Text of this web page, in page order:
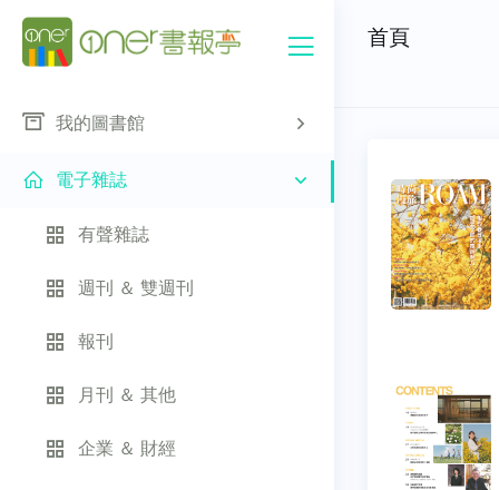
我的圖書館
電子雜誌
有聲雜誌
週刊 ＆ 雙週刊
報刊
月刊 ＆ 其他
企業 ＆ 財經
首頁